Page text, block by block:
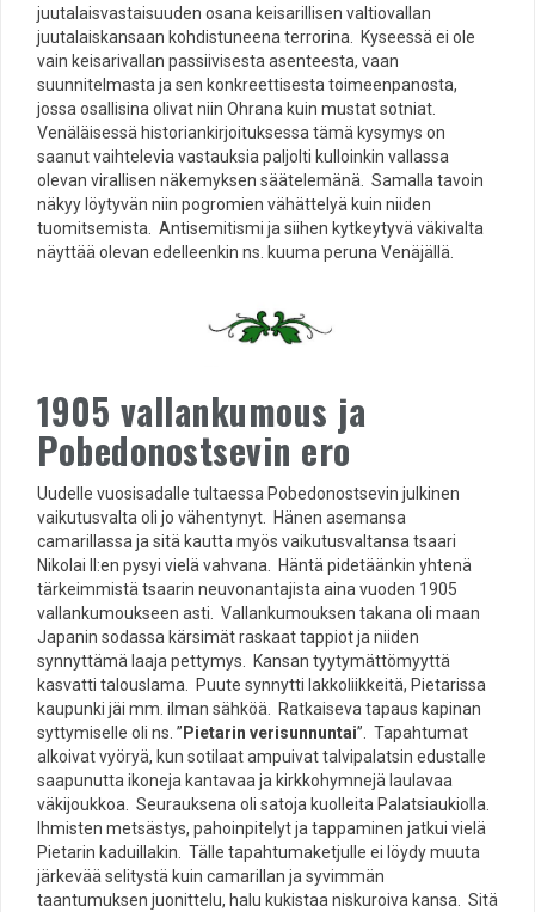
juutalaisvastaisuuden osana keisarillisen valtiovallan
juutalaiskansaan kohdistuneena terrorina. Kyseessä ei ole
vain keisarivallan passiivisesta asenteesta, vaan
suunnitelmasta ja sen konkreettisesta toimeenpanosta,
jossa osallisina olivat niin Ohrana kuin mustat sotniat.
Venäläisessä historiankirjoituksessa tämä kysymys on
saanut vaihtelevia vastauksia paljolti kulloinkin vallassa
olevan virallisen näkemyksen säätelemänä. Samalla tavoin
näkyy löytyvän niin pogromien vähättelyä kuin niiden
tuomitsemista. Antisemitismi ja siihen kytkeytyvä väkivalta
näyttää olevan edelleenkin ns. kuuma peruna Venäjällä.
1905 vallankumous ja
Pobedonostsevin ero
Uudelle vuosisadalle tultaessa Pobedonostsevin julkinen
vaikutusvalta oli jo vähentynyt. Hänen asemansa
camarillassa ja sitä kautta myös vaikutusvaltansa tsaari
Nikolai II:en pysyi vielä vahvana. Häntä pidetäänkin yhtenä
tärkeimmistä tsaarin neuvonantajista aina vuoden 1905
vallankumoukseen asti. Vallankumouksen takana oli maan
Japanin sodassa kärsimät raskaat tappiot ja niiden
synnyttämä laaja pettymys. Kansan tyytymättömyyttä
kasvatti talouslama. Puute synnytti lakkoliikkeitä, Pietarissa
kaupunki jäi mm. ilman sähköä. Ratkaiseva tapaus kapinan
syttymiselle oli ns. ” Pietarin verisunnuntai”. Tapahtumat
alkoivat vyöryä, kun sotilaat ampuivat talvipalatsin edustalle
saapunutta ikoneja kantavaa ja kirkkohymnejä laulavaa
väkijoukkoa. Seurauksena oli satoja kuolleita Palatsiaukiolla.
Ihmisten metsästys, pahoinpitelyt ja tappaminen jatkui vielä
Pietarin kaduillakin. Tälle tapahtumaketjulle ei löydy muuta
järkevää selitystä kuin camarillan ja syvimmän
taantumuksen juonittelu, halu kukistaa niskuroiva kansa. Sitä